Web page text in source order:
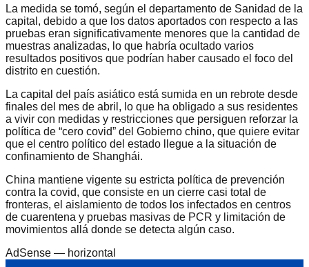
La medida se tomó, según el departamento de Sanidad de la
capital, debido a que los datos aportados con respecto a las
pruebas eran significativamente menores que la cantidad de
muestras analizadas, lo que habría ocultado varios
resultados positivos que podrían haber causado el foco del
distrito en cuestión.
La capital del país asiático está sumida en un rebrote desde
finales del mes de abril, lo que ha obligado a sus residentes
a vivir con medidas y restricciones que persiguen reforzar la
política de “cero covid” del Gobierno chino, que quiere evitar
que el centro político del estado llegue a la situación de
confinamiento de Shanghái.
China mantiene vigente su estricta política de prevención
contra la covid, que consiste en un cierre casi total de
fronteras, el aislamiento de todos los infectados en centros
de cuarentena y pruebas masivas de PCR y limitación de
movimientos allá donde se detecta algún caso.
AdSense — horizontal